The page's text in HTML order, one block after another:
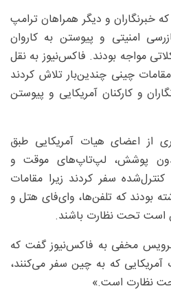
خبرنگاران و دیگر همراهان ترامپ
امنیتی و پیوستن به کاروان
مواجه بودند. فاکس‌نیوز به نقل
چینی چندین‌بار تلاش کردند
و کارکنان آمریکایی و پیوستن
از اعضای هیات آمریکایی طبق
پوشش، لپ‌تاپ‌های موقت و
سفر کردند زیرا مقامات
بودند که تلفن‌ها، وای‌فای هتل و
است تحت نظارت باشند.
مخفی به فاکس‌نیوز گفت که
که به چین سفر می‌کنند،
نظارت‌ است.»